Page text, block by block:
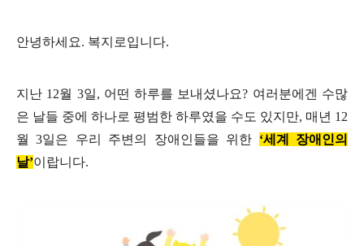
안녕하세요. 복지로입니다.
지난 12월 3일, 어떤 하루를 보내셨나요? 여러분에겐 수많
은 날들 중에 하나로 평범한 하루였을 수도 있지만, 매년 12
월 3일은 우리 주변의 장애인들을 위한 ‘세계 장애인의
날’이랍니다.